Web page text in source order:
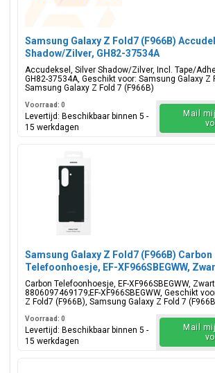
Samsung Galaxy Z Fold7 (F966B)
Shadow/Zilver, GH82-37534A
Accudeksel, Silver Shadow/Zilver, Incl. Tape/
GH82-37534A, Geschikt voor: Samsung Galaxy Z
Samsung Galaxy Z Fold 7 (F966B)
Voorraad: 0
Levertijd: Beschikbaar binnen 5 -
15 werkdagen
Mail
Samsung Galaxy Z Fold7 (F966B) Carbon
Telefoonhoesje, EF-XF966SBEGWW,
Blisterverpakking, 8806097469179;EF-
Carbon Telefoonhoesje, EF-XF966SBEGWW,
8806097469179;EF-XF966SBEGWW, Geschikt
Z Fold7 (F966B), Samsung Galaxy Z Fold 7
Voorraad: 0
Levertijd: Beschikbaar binnen 5 -
15 werkdagen
Mail